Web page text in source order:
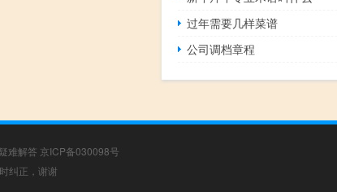
过年需要几样菜谱
公司调档章程
疑难解答 京ICP备030098号
纠正，谢谢